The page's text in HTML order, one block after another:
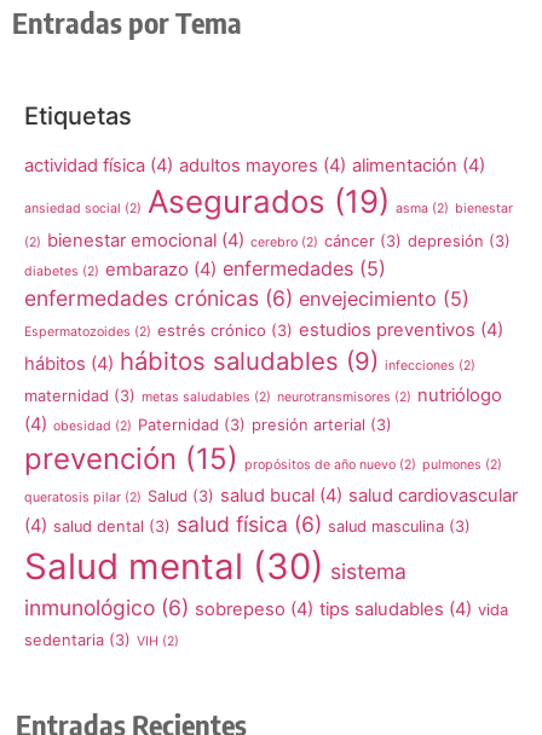
Entradas por Tema
Etiquetas
actividad física (4) adultos mayores (4) alimentación (4)
ansiedad social (2) Asegurados (19) asma (2) bienestar
(2) bienestar emocional (4) cerebro (2) cáncer (3) depresión (3)
diabetes (2) embarazo (4) enfermedades (5)
enfermedades crónicas (6) envejecimiento (5)
Espermatozoides (2) estrés crónico (3) estudios preventivos (4)
hábitos (4) hábitos saludables (9) infecciones (2)
maternidad (3) metas saludables (2) neurotransmisores (2) nutriólogo
(4) obesidad (2) Paternidad (3) presión arterial (3)
prevención (15) propósitos de año nuevo (2) pulmones (2)
queratosis pilar (2) Salud (3) salud bucal (4) salud cardiovascular
(4) salud dental (3) salud física (6) salud masculina (3)
Salud mental (30) sistema
inmunológico (6) sobrepeso (4) tips saludables (4) vida
sedentaria (3) VIH (2)
Entradas Recientes